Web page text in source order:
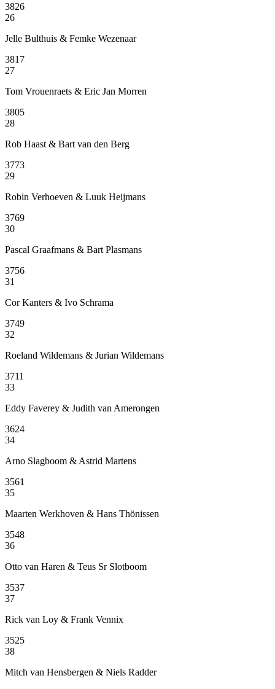
3826
26
Jelle Bulthuis & Femke Wezenaar
3817
27
Tom Vrouenraets & Eric Jan Morren
3805
28
Rob Haast & Bart van den Berg
3773
29
Robin Verhoeven & Luuk Heijmans
3769
30
Pascal Graafmans & Bart Plasmans
3756
31
Cor Kanters & Ivo Schrama
3749
32
Roeland Wildemans & Jurian Wildemans
3711
33
Eddy Faverey & Judith van Amerongen
3624
34
Arno Slagboom & Astrid Martens
3561
35
Maarten Werkhoven & Hans Thönissen
3548
36
Otto van Haren & Teus Sr Slotboom
3537
37
Rick van Loy & Frank Vennix
3525
38
Mitch van Hensbergen & Niels Radder